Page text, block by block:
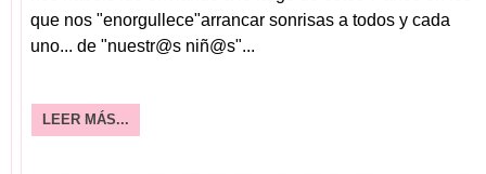
que nos "enorgullece"arrancar sonrisas a todos y cada
uno... de "nuestr@s niñ@s"...
LEER MÁS...